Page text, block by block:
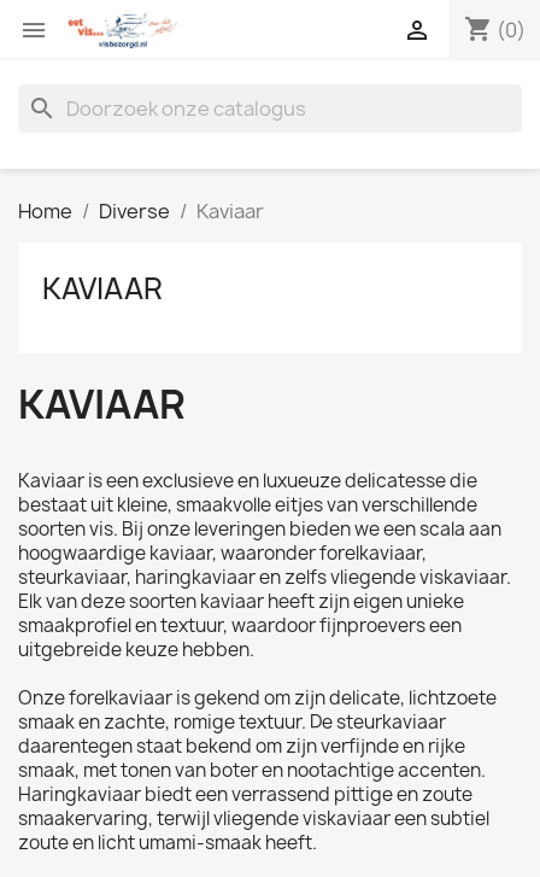
 shopping_cart (0)

search
Home Diverse Kaviaar
KAVIAAR
KAVIAAR
Kaviaar is een exclusieve en luxueuze delicatesse die
bestaat uit kleine, smaakvolle eitjes van verschillende
soorten vis. Bij onze leveringen bieden we een scala aan
hoogwaardige kaviaar, waaronder forelkaviaar,
steurkaviaar, haringkaviaar en zelfs vliegende viskaviaar.
Elk van deze soorten kaviaar heeft zijn eigen unieke
smaakprofiel en textuur, waardoor fijnproevers een
uitgebreide keuze hebben.
Onze forelkaviaar is gekend om zijn delicate, lichtzoete
smaak en zachte, romige textuur. De steurkaviaar
daarentegen staat bekend om zijn verfijnde en rijke
smaak, met tonen van boter en nootachtige accenten.
Haringkaviaar biedt een verrassend pittige en zoute
smaakervaring, terwijl vliegende viskaviaar een subtiel
zoute en licht umami-smaak heeft.